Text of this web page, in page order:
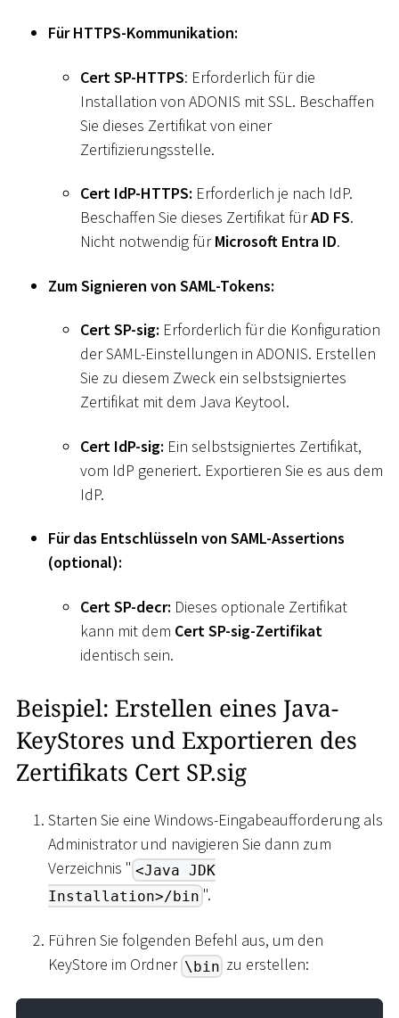
Für HTTPS-Kommunikation:
Cert SP-HTTPS: Erforderlich für die
Installation von ADONIS mit SSL. Beschaffen
Sie dieses Zertifikat von einer
Zertifizierungsstelle.
Cert IdP-HTTPS: Erforderlich je nach IdP.
Beschaffen Sie dieses Zertifikat fürAD FS.
Nicht notwendig fürMicrosoft Entra ID.
Zum Signieren von SAML-Tokens:
Cert SP-sig: Erforderlich für die Konfiguration
der SAML-Einstellungen in ADONIS. Erstellen
Sie zu diesem Zweck ein selbstsigniertes
Zertifikat mit dem Java Keytool.
Cert IdP-sig: Ein selbstsigniertes Zertifikat,
vom IdP generiert. Exportieren Sie es aus dem
IdP.
Für das Entschlüsseln von SAML-Assertions
(optional):
Cert SP-decr: Dieses optionale Zertifikat
kann mit dem Cert SP-sig-Zertifikat
identisch sein.
Beispiel: Erstellen eines Java-
KeyStores und Exportieren des
Zertifikats Cert SP.sig
Starten Sie eine Windows-Eingabeaufforderung als
Administrator und navigieren Sie dann zum
Verzeichnis " <Java JDK
Installation>/bin ".
Führen Sie folgenden Befehl aus, um den
KeyStore im Ordner \bin zu erstellen: